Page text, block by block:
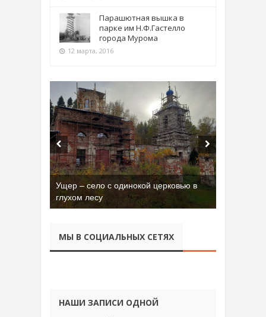
Парашютная вышка в
парке им Н.Ф.Гастелло
города Мурома
12 марта, 2016
Ущер – село с одинокой церковью в
глухом лесу
МЫ В СОЦИАЛЬНЫХ СЕТЯХ
НАШИ ЗАПИСИ ОДНОЙ